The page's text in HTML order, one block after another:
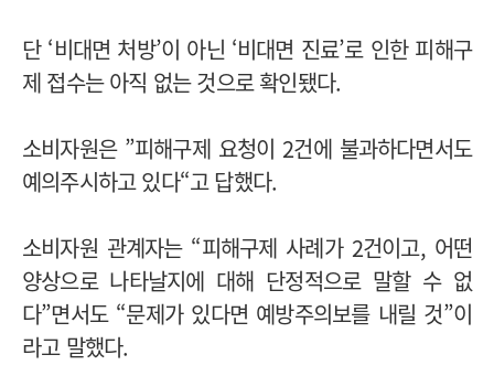
단 ‘비대면 처방’이 아닌 ‘비대면 진료’로 인한 피해구
제 접수는 아직 없는 것으로 확인됐다.
소비자원은 ”피해구제 요청이 2건에 불과하다면서도
예의주시하고 있다“고 답했다.
소비자원 관계자는 “피해구제 사례가 2건이고, 어떤
양상으로 나타날지에 대해 단정적으로 말할 수 없
다”면서도 “문제가 있다면 예방주의보를 내릴 것”이
라고 말했다.